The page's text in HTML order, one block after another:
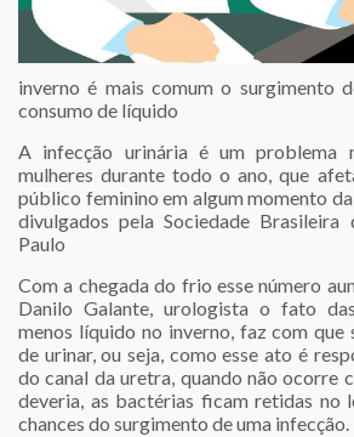
inverno é mais comum o surgimento
consumo de líquido
A infecção urinária é um problema
mulheres durante todo o ano, que
público feminino em algum momento
divulgados pela Sociedade
Paulo
Com a chegada do frio esse número
Danilo Galante, urologista o fato
menos líquido no inverno, faz com que
de urinar, ou seja, como esse ato é
do canal da uretra, quando não ocorre
deveria, as bactérias ficam retidas no
chances do surgimento de uma infecção.